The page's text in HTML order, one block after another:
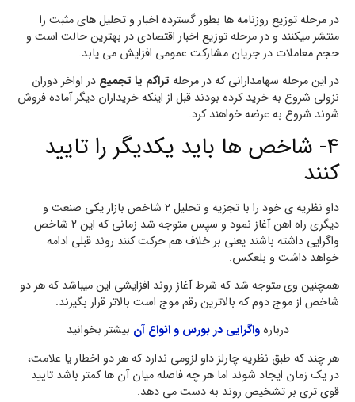
در مرحله توزیع روزنامه ها بطور گسترده اخبار و تحلیل های مثبت را
منتشر میکنند و در مرحله توزیع اخبار اقتصادی در بهترین حالت است و
حجم معاملات در جریان مشارکت عمومی افزایش می یابد.
در این مرحله سهامدارانی که در مرحله تراکم یا تجمیع در اواخر دوران
نزولی شروع به خرید کرده بودند قبل از اینکه خریداران دیگر آماده فروش
شوند شروع به عرضه خواهند کرد.
۴- شاخص ها باید یکدیگر را تایید
کنند
داو نظریه ی خود را با تجزیه و تحلیل 2 شاخص بازار یکی صنعت و
دیگری راه اهن آغاز نمود و سپس متوجه شد زمانی که این 2 شاخص
واگرایی داشته باشند یعنی بر خلاف هم حرکت کنند روند قبلی ادامه
خواهد داشت و بلعکس.
همچنین وی متوجه شد که شرط آغاز روند افزایشی این میباشد که هر دو
شاخص از موج دوم که بالاترین رقم موج است بالاتر قرار بگیرند.
دربارهواگرایی در بورس و انواع آن بیشتر بخوانید
هر چند که طبق نظریه چارلز داو لزومی ندارد که هر دو اخطار یا علامت،
در یک زمان ایجاد شوند اما هر چه فاصله میان آن ها کمتر باشد تایید
قوی تری بر تشخیص روند به دست می دهد.